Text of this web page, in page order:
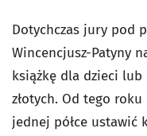
Dotychczas jury pod
Wincencjusz-Patyny
książkę dla dzieci lub
złotych. Od tego
jednej półce ustawić